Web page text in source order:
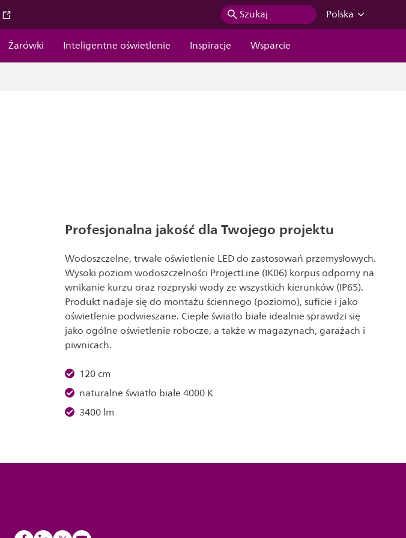
Szukaj
Polska
Żarówki Inteligentne oświetlenie Inspiracje Wsparcie
Profesjonalna jakość dla Twojego projektu
Wodoszczelne, trwałe oświetlenie LED do zastosowań przemysłowych.
Wysoki poziom wodoszczelności ProjectLine (IK06) korpus odporny na
wnikanie kurzu oraz rozpryski wody ze wszystkich kierunków (IP65).
Produkt nadaje się do montażu ściennego (poziomo), suficie i jako
oświetlenie podwieszane. Ciepłe światło białe idealnie sprawdzi się
jako ogólne oświetlenie robocze, a także w magazynach, garażach i
piwnicach.
120 cm
naturalne światło białe 4000 K
3400 lm